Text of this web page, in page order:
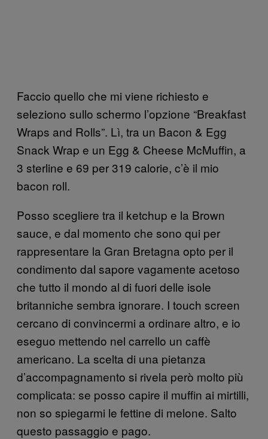
Faccio quello che mi viene richiesto e
seleziono sullo schermo l’opzione “Breakfast
Wraps and Rolls”. Lì, tra un Bacon & Egg
Snack Wrap e un Egg & Cheese McMuffin, a
3 sterline e 69 per 319 calorie, c’è il mio
bacon roll.
Posso scegliere tra il ketchup e la Brown
sauce, e dal momento che sono qui per
rappresentare la Gran Bretagna opto per il
condimento dal sapore vagamente acetoso
che tutto il mondo al di fuori delle isole
britanniche sembra ignorare. I touch screen
cercano di convincermi a ordinare altro, e io
eseguo mettendo nel carrello un caffè
americano. La scelta di una pietanza
d’accompagnamento si rivela però molto più
complicata: se posso capire il muffin ai mirtilli,
non so spiegarmi le fettine di melone. Salto
questo passaggio e pago.